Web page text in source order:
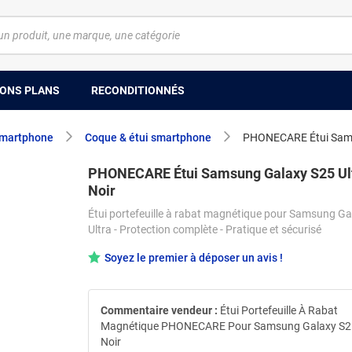
PLANS RECONDITIONNÉS
Coque & étui smartphone PHONECARE Étui
PHONECARE Étui Samsung Galaxy S25
Noir
Étui portefeuille à rabat magnétique pour Samsung
Ultra - Protection complète - Pratique et sécurisé
Soyez le premier à déposer un avis !
Commentaire vendeur : Étui Portefeuille À Rabat
Magnétique PHONECARE Pour Samsung Galaxy
Noir